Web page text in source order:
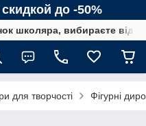
до -50%
школяра, вибираєте від
для творчості Фігурні